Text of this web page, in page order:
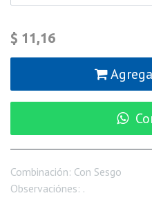
$ 11,16
Combinación: Con Sesgo
Observaciónes: .